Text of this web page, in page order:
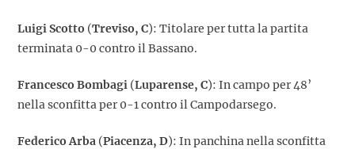
LuigiScotto (Treviso, C): Titolare per tutta la partita
terminata 0-0 contro il Bassano.
Francesco Bombagi (Luparense, C): In campo per 48’
nella sconfitta per 0-1 contro il Campodarsego.
Federico Arba (Piacenza, D): In panchina nella sconfitta